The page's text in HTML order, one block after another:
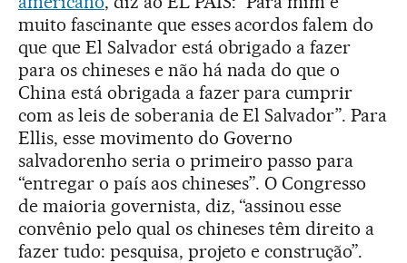
muito fascinante que esses acordos falem do
que que El Salvador está obrigado a fazer
para os chineses e não há nada do que o
China está obrigada a fazer para cumprir
com as leis de soberania de El Salvador”. Para
Ellis, esse movimento do Governo
salvadorenho seria o primeiro passo para
“entregar o país aos chineses”. O Congresso
de maioria governista, diz, “assinou esse
convênio pelo qual os chineses têm direito a
fazer tudo: pesquisa, projeto e construção”.